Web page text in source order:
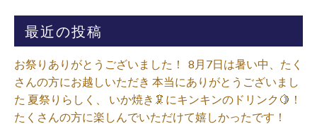
最近の投稿
お祭りありがとうございました！ ⁡ 8月7日は暑い中、たく
さんの方にお越しいただき 本当にありがとうございまし
た 夏祭りらしく、 いか焼き🦑にキンキンのドリンク🍋！
たくさんの方に楽しんでいただけて嬉しかったです！